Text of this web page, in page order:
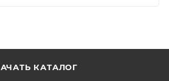
КАТАЛОГ